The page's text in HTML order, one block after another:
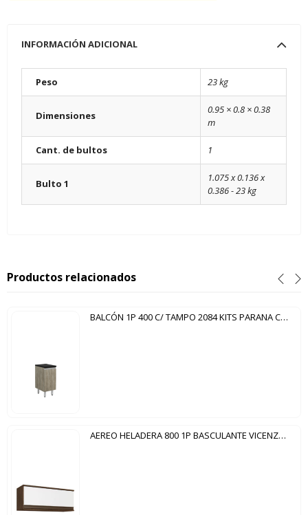
INFORMACIÓN ADICIONAL
Peso 23 kg
Dimensiones
0.95 × 0.8 × 0.38
m
Cant. de bultos 1
Bulto 1
1.075 x 0.136 x
0.386 - 23 kg
Productos relacionados
BALCÓN 1P 400 C/ TAMPO 2084 KITS PARANA CARTAGENA NERO
AEREO HELADERA 800 1P BASCULANTE VICENZA VISAO DAKAR|BLANCO